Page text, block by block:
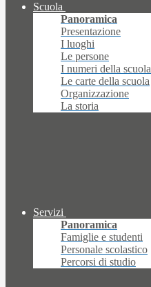
Scuola
Panoramica
Presentazione
I luoghi
Le persone
I numeri della scuola
Le carte della scuola
Organizzazione
La storia
Servizi
Panoramica
Famiglie e studenti
Personale scolastico
Percorsi di studio